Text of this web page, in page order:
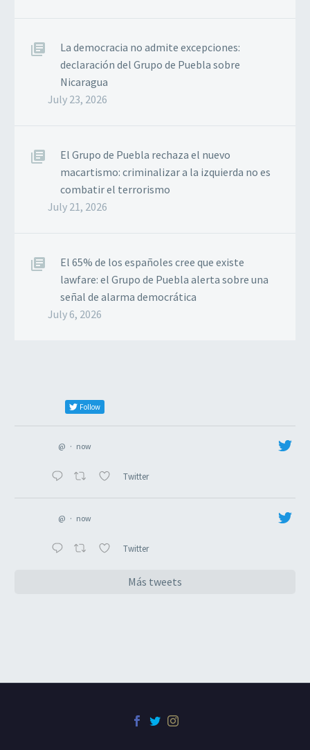
La democracia no admite excepciones:
declaración del Grupo de Puebla sobre
Nicaragua
July 23, 2026
El Grupo de Puebla rechaza el nuevo
macartismo: criminalizar a la izquierda no es
combatir el terrorismo
July 21, 2026
El 65% de los españoles cree que existe
lawfare: el Grupo de Puebla alerta sobre una
señal de alarma democrática
July 6, 2026
Follow
@ · now
Twitter
@ · now
Twitter
Más tweets